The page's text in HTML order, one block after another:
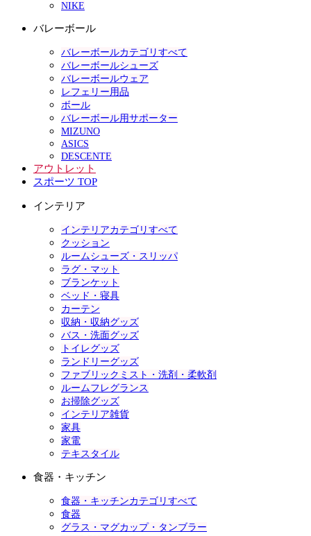
NIKE
バレーボール
バレーボールカテゴリすべて
バレーボールシューズ
バレーボールウェア
レフェリー用品
ボール
バレーボール用サポーター
MIZUNO
ASICS
DESCENTE
アウトレット
スポーツ TOP
インテリア
インテリアカテゴリすべて
クッション
ルームシューズ・スリッパ
ラグ・マット
ブランケット
ベッド・寝具
カーテン
収納・収納グッズ
バス・洗面グッズ
トイレグッズ
ランドリーグッズ
ファブリックミスト・洗剤・柔軟剤
ルームフレグランス
お掃除グッズ
インテリア雑貨
家具
家電
テキスタイル
食器・キッチン
食器・キッチンカテゴリすべて
食器
グラス・マグカップ・タンブラー